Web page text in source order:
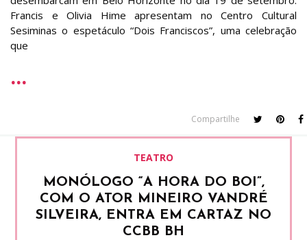
Francis e Olivia Hime apresentam no Centro Cultural
Sesiminas o espetáculo “Dois Franciscos”, uma celebração
que
Compartilhe
TEATRO
MONÓLOGO “A HORA DO BOI”,
COM O ATOR MINEIRO VANDRÉ
SILVEIRA, ENTRA EM CARTAZ NO
CCBB BH